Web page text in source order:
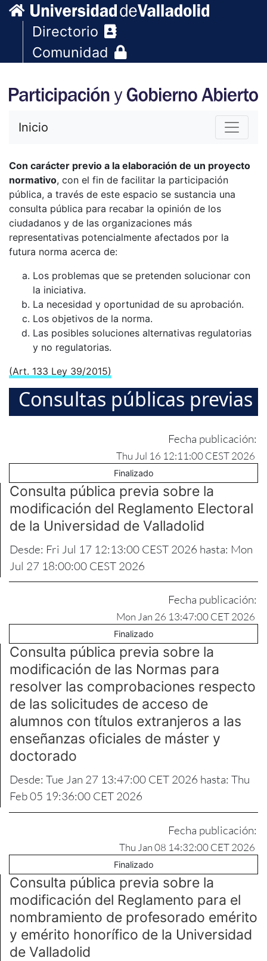
Directorio
Comunidad
Inicio
Con carácter previo a la elaboración de un proyecto
normativo, con el fin de facilitar la participación
pública, a través de este espacio se sustancia una
consulta pública para recabar la opinión de los
ciudadanos y de las organizaciones más
representativas potencialmente afectados por la
futura norma acerca de:
Los problemas que se pretenden solucionar con
la iniciativa.
La necesidad y oportunidad de su aprobación.
Los objetivos de la norma.
Las posibles soluciones alternativas regulatorias
y no regulatorias.
(Art. 133 Ley 39/2015)
Consultas públicas previas
Fecha publicación:
Thu Jul 16 12:11:00 CEST 2026
Finalizado
Consulta pública previa sobre la
modificación del Reglamento Electoral
de la Universidad de Valladolid
Desde: Fri Jul 17 12:13:00 CEST 2026 hasta: Mon
Jul 27 18:00:00 CEST 2026
Fecha publicación:
Mon Jan 26 13:47:00 CET 2026
Finalizado
Consulta pública previa sobre la
modificación de las Normas para
resolver las comprobaciones respecto
de las solicitudes de acceso de
alumnos con títulos extranjeros a las
enseñanzas oficiales de máster y
doctorado
Desde: Tue Jan 27 13:47:00 CET 2026 hasta: Thu
Feb 05 19:36:00 CET 2026
Fecha publicación:
Thu Jan 08 14:32:00 CET 2026
Finalizado
Consulta pública previa sobre la
modificación del Reglamento para el
nombramiento de profesorado emérito
y emérito honorífico de la Universidad
de Valladolid